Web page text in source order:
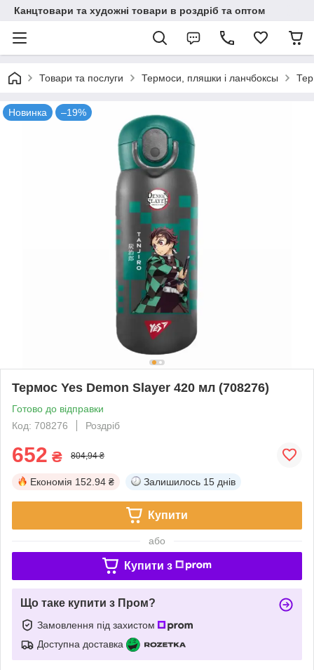
Канцтовари та художні товари в роздріб та оптом
Товари та послуги Термоси, пляшки і ланчбоксы
Новинка –19%
Термос Yes Demon Slayer 420 мл (708276)
Готово до відправки
Код: 708276
Роздріб
652 ₴ 804,94 ₴
Економія 152.94 ₴ Залишилось 15 днів
Купити
або
Купити з
Що таке купити з Пром?
Замовлення під захистом
Доступна доставка